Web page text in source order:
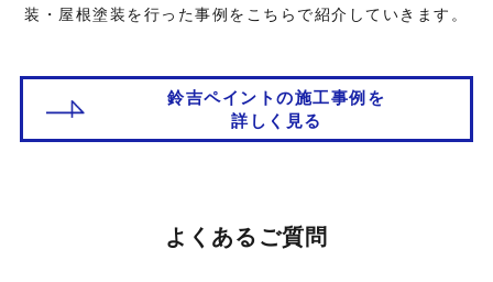
装・屋根塗装を行った事例をこちらで紹介していきます。
鈴吉ペイントの施工事例を
詳しく見る
よくあるご質問